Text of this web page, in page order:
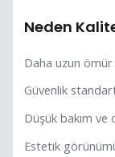
Neden
Daha uzun ömür
Güvenlik
Düşük bakım ve
Estetik